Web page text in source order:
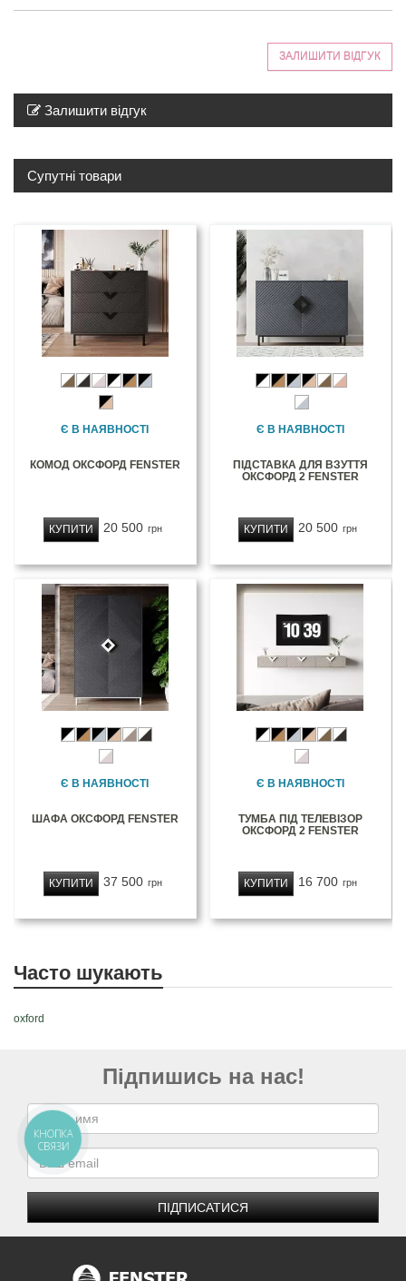
ЗАЛИШИТИ ВІДГУК
Залишити відгук
Супутні товари
Є В НАЯВНОСТІ
КОМОД ОКСФОРД FENSTER
20 500 грн
КУПИТИ
Є В НАЯВНОСТІ
ПІДСТАВКА ДЛЯ ВЗУТТЯ
ОКСФОРД 2 FENSTER
20 500 грн
КУПИТИ
Є В НАЯВНОСТІ
ШАФА ОКСФОРД FENSTER
37 500 грн
КУПИТИ
Є В НАЯВНОСТІ
ТУМБА ПІД ТЕЛЕВІЗОР
ОКСФОРД 2 FENSTER
16 700 грн
КУПИТИ
Часто шукають
oxford
Підпишись на нас!
ПІДПИСАТИСЯ
КНОПКА
СВЯЗИ